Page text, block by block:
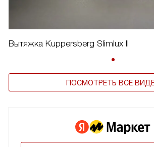
Вытяжка Kuppersberg Slimlux II
ПОСМОТРЕТЬ ВСЕ